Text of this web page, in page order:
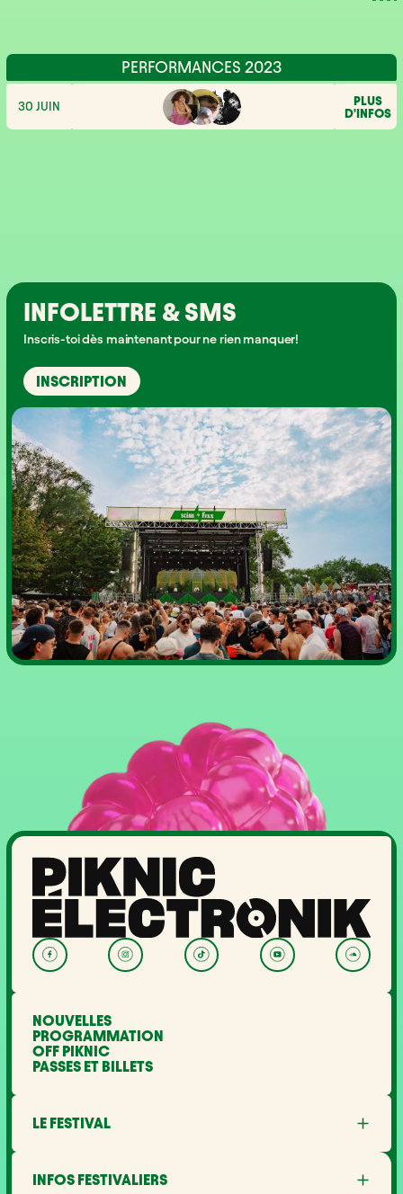
PERFORMANCES 2023
30 JUIN
PLUS
D'INFOS
INFOLETTRE & SMS
Inscris-toi dès maintenant pour ne rien manquer!
INSCRIPTION
NOUVELLES
PROGRAMMATION
OFF PIKNIC
PASSES ET BILLETS
LE FESTIVAL
Mot des ministres
INFOS FESTIVALIERS